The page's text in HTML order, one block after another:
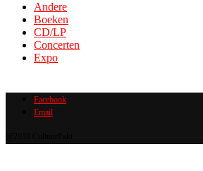
Andere
Boeken
CD/LP
Concerten
Expo
Facebook
Email